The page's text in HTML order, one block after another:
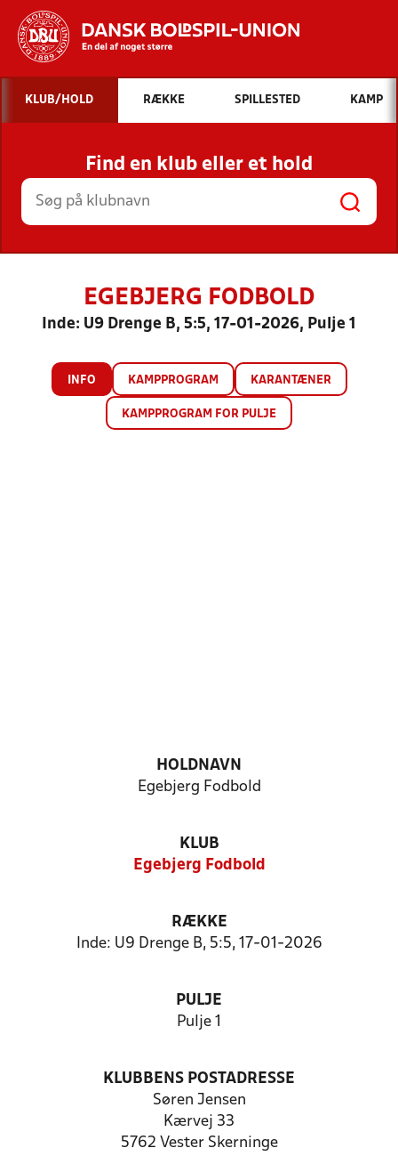
Hvad vil du søge efter?
INDHOLD OG NYHEDER
STILLINGER, RESULTATER, KLUBBER OG
HOLD
KLUB/HOLD RÆKKE SPILLESTED KAMP
Find en klub eller et hold
EGEBJERG FODBOLD
Inde: U9 Drenge B, 5:5, 17-01-2026, Pulje 1
INFO KAMPPROGRAM KARANTÆNER
KAMPPROGRAM FOR PULJE
HOLDNAVN
Egebjerg Fodbold
KLUB
Egebjerg Fodbold
RÆKKE
Inde: U9 Drenge B, 5:5, 17-01-2026
PULJE
Pulje 1
KLUBBENS POSTADRESSE
Søren Jensen
Kærvej 33
5762 Vester Skerninge